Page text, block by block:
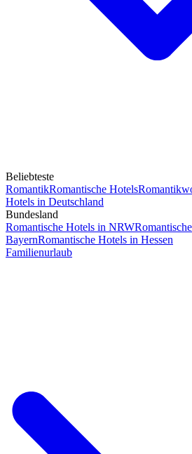
Beliebteste
RomantikRomantische Hotels
Hotels in Deutschland
Bundesland
Romantische Hotels in NRW
BayernRomantische Hotels in Hessen
Familienurlaub